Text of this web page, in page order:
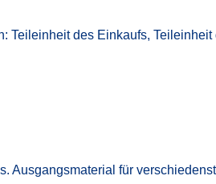
Teileinheit des Einkaufs, Teileinheit
Ausgangsmaterial für